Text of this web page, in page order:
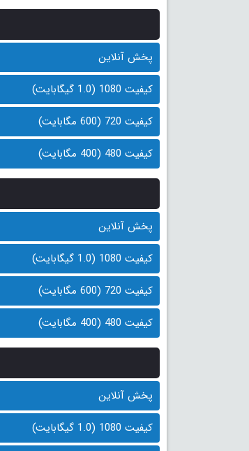
پخش آنلاین
کیفیت 1080 (1.0 گیگابایت)
کیفیت 720 (600 مگابایت)
کیفیت 480 (400 مگابایت)
پخش آنلاین
کیفیت 1080 (1.0 گیگابایت)
کیفیت 720 (600 مگابایت)
کیفیت 480 (400 مگابایت)
پخش آنلاین
کیفیت 1080 (1.0 گیگابایت)